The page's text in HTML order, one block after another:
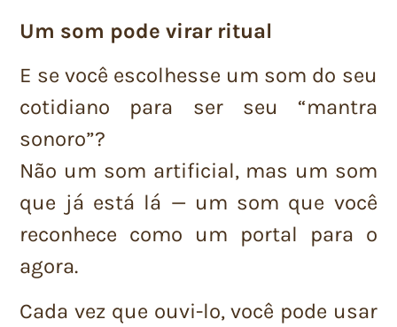
Um som pode virar ritual
E se você escolhesse um som do seu
cotidiano para ser seu “mantra
sonoro”?
Não um som artificial, mas um som
que já está lá — um som que você
reconhece como um portal para o
agora.
Cada vez que ouvi-lo, você pode usar